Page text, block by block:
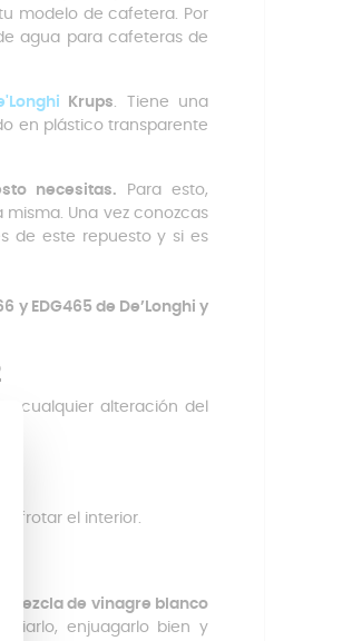
modelo de cafetera. Por
agua para cafeteras de
Krups . Tiene una
en plástico transparente
necesitas. Para esto,
Una vez conozcas
de este repuesto y si es
EDG465 de De’Longhi y
cualquier alteración del
frotar el interior.
mezcla de vinagre blanco
enjuagarlo bien y